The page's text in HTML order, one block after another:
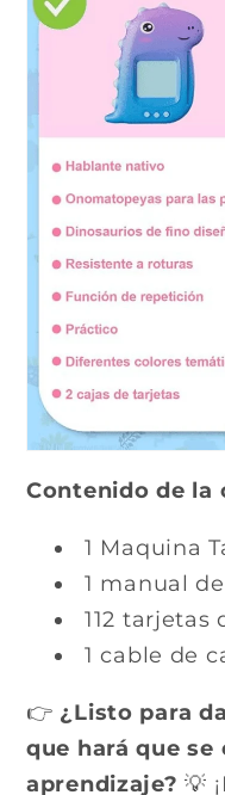
Contenido de la
1 Maquina
1 manual
112 tarjetas
1 cable de
👉 ¿Listo para
que hará que se
aprendizaje? 💡